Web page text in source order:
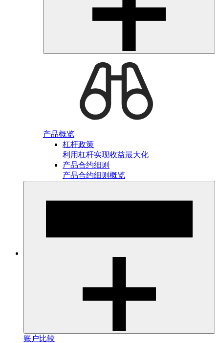
产品概览
杠杆政策
利用杠杆实现收益最大化
产品合约细则
产品合约细则概览
账户比较